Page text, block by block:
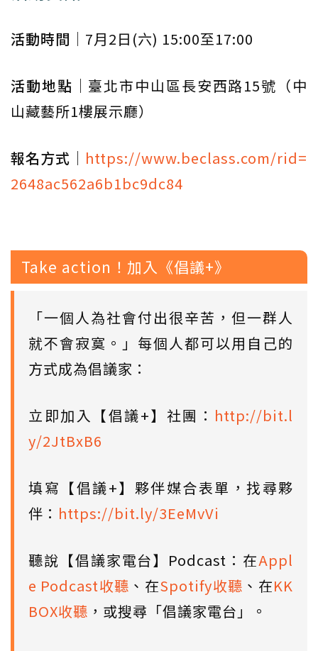
活動時間 ｜7月2日(六) 15:00至17:00
活動地點 ｜臺北市中山區長安西路15號（中
山藏藝所1樓展示廳）
報名方式 ｜ https://www.beclass.com/rid=
2648ac562a6b1bc9dc84
Take action！加入《倡議+》
「一個人為社會付出很辛苦，但一群人
就不會寂寞。」每個人都可以用自己的
方式成為倡議家：
立即加入【倡議+】社團： http://bit.l
y/2JtBxB6
填寫【倡議+】夥伴媒合表單，找尋夥
伴： https://bit.ly/3EeMvVi
聽說【倡議家電台】Podcast：在Appl
e Podcast收聽 、在Spotify收聽 、在KK
BOX收聽 ，或搜尋「倡議家電台」。